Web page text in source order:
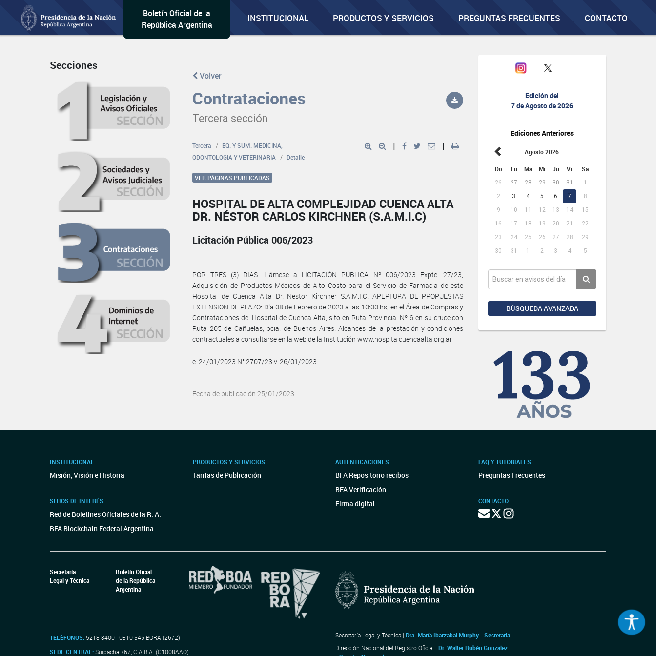
Boletín Oficial de la
República Argentina
INSTITUCIONAL PRODUCTOS Y SERVICIOS PREGUNTAS FRECUENTES CONTACTO
Edición del
7 de Agosto de 2026
Ediciones Anteriores
Agosto 2026
Do Lu Ma Mi Ju Vi Sa
26 27 28 29 30 31
1
2
3 4 5 6 7
8
9
10 11 12 13 14
15
16
17 18 19 20 21
22
23
24 25 26 27 28
29
30
31 1 2 3 4 5
BÚSQUEDA AVANZADA
Secciones
Volver
Contrataciones
Tercera sección
Tercera
EQ. Y SUM. MEDICINA,
ODONTOLOGIA Y VETERINARIA
Detalle
| |
VER PÁGINAS PUBLICADAS
HOSPITAL DE ALTA COMPLEJIDAD CUENCA ALTA
DR. NÉSTOR CARLOS KIRCHNER (S.A.M.I.C)
Licitación Pública 006/2023
POR TRES (3) DIAS: Llámese a LICITACIÓN PÚBLICA Nº 006/2023 Expte. 27/23,
Adquisición de Productos Médicos de Alto Costo para el Servicio de Farmacia de este
Hospital de Cuenca Alta Dr. Nestor Kirchner S.A.M.I.C. APERTURA DE PROPUESTAS
EXTENSION DE PLAZO: Día 08 de Febrero de 2023 a las 10:00 hs, en el Área de Compras y
Contrataciones del Hospital de Cuenca Alta, sito en Ruta Provincial Nº 6 en su cruce con
Ruta 205 de Cañuelas, pcia. de Buenos Aires. Alcances de la prestación y condiciones
contractuales a consultarse en la web de la Institución www.hospitalcuencaalta.org.ar
e. 24/01/2023 N° 2707/23 v. 26/01/2023
Fecha de publicación 25/01/2023
INSTITUCIONAL
Misión, Visión e Historia
SITIOS DE INTERÉS
Red de Boletines Oficiales de la R. A.
BFA Blockchain Federal Argentina
PRODUCTOS Y SERVICIOS
Tarifas de Publicación
AUTENTICACIONES
BFA Repositorio recibos
BFA Verificación
Firma digital
FAQ Y TUTORIALES
Preguntas Frecuentes
CONTACTO
Secretaría
Legal y Técnica
Boletín Oficial
de la República
Argentina
TELÉFONOS: 5218-8400 - 0810-345-BORA (2672)
SEDE CENTRAL:Suipacha 767, C.A.B.A. (C1008AAO)
Secretaría Legal y Técnica | Dra. María Ibarzabal Murphy - Secretaria
Dirección Nacional del Registro Oficial | Dr. Walter Rubén Gonzalez